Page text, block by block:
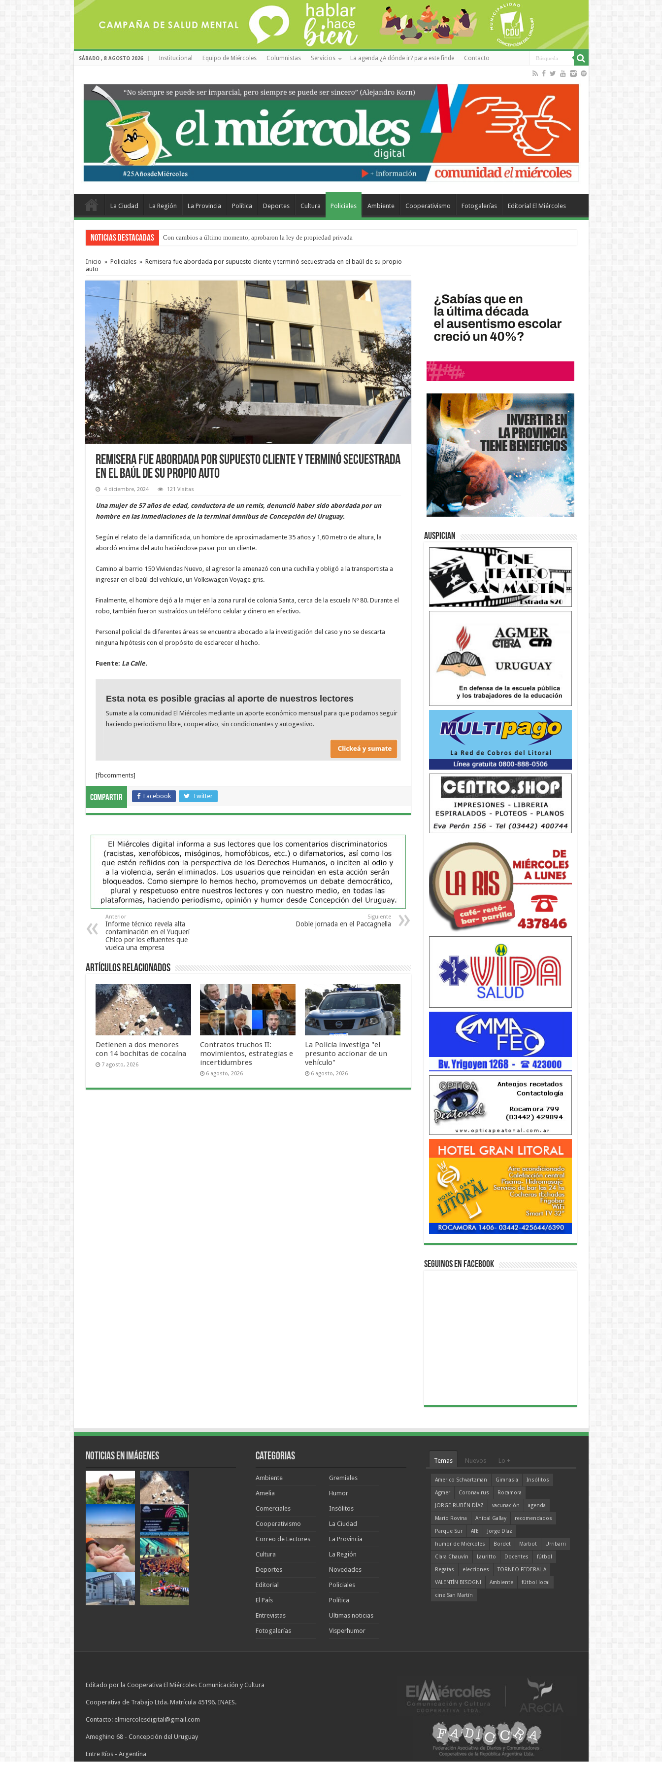
SÁBADO , 8 AGOSTO 2026 Institucional Equipo de Miércoles Columnistas Servicios La agenda ¿A dónde ir? para este finde Contacto
La Ciudad La Región La Provincia Política Deportes Cultura Policiales Ambiente Cooperativismo Fotogalerías Editorial El Miércoles
Noticias Destacadas Con cambios a último momento, aprobaron la ley de propiedad privada
Inicio » Policiales » Remisera fue abordada por supuesto cliente y terminó secuestrada en el baúl de su propio
auto
Remisera fue abordada por supuesto cliente y terminó secuestrada
en el baúl de su propio auto
4 diciembre, 2024 121 Visitas
Una mujer de 57 años de edad, conductora de un remís, denunció haber sido abordada por un
hombre en las inmediaciones de la terminal ómnibus de Concepción del Uruguay.
Según el relato de la damnificada, un hombre de aproximadamente 35 años y 1,60 metro de altura, la
abordó encima del auto haciéndose pasar por un cliente.
Camino al barrio 150 Viviendas Nuevo, el agresor la amenazó con una cuchilla y obligó a la transportista a
ingresar en el baúl del vehículo, un Volkswagen Voyage gris.
Finalmente, el hombre dejó a la mujer en la zona rural de colonia Santa, cerca de la escuela Nº 80. Durante el
robo, también fueron sustraídos un teléfono celular y dinero en efectivo.
Personal policial de diferentes áreas se encuentra abocado a la investigación del caso y no se descarta
ninguna hipótesis con el propósito de esclarecer el hecho.
Fuente: La Calle.
Esta nota es posible gracias al aporte de nuestros lectores
Sumate a la comunidad El Miércoles mediante un aporte económico mensual para que podamos seguir
haciendo periodismo libre, cooperativo, sin condicionantes y autogestivo.
[fbcomments]
Compartir Facebook Twitter
Anterior
Informe técnico revela alta
contaminación en el Yuquerí
Chico por los efluentes que
vuelca una empresa
Siguiente
Doble jornada en el Paccagnella
Artículos Relacionados
Detienen a dos menores
con 14 bochitas de cocaína
7 agosto, 2026
Contratos truchos II:
movimientos, estrategias e
incertidumbres
6 agosto, 2026
La Policía investiga "el
presunto accionar de un
vehículo"
6 agosto, 2026
Auspician
Seguinos en Facebook
Noticias en Imágenes Categorias
Ambiente
Amelia
Comerciales
Cooperativismo
Correo de Lectores
Cultura
Deportes
Editorial
El País
Entrevistas
Fotogalerías
Gremiales
Humor
Insólitos
La Ciudad
La Provincia
La Región
Novedades
Policiales
Política
Ultimas noticias
Visperhumor
Temas Nuevos Lo +
Americo Schvartzman Gimnasia
Insólitos
Agmer
Coronavirus
Rocamora
JORGE RUBÉN DÍAZ
vacunación
agenda
Mario Rovina
Aníbal Gallay
recomendados
Parque Sur
ATE
Jorge Díaz
humor de Miércoles
Bordet Marbot
Urribarri
Clara Chauvín
Lauritto Docentes
fútbol
Regatas
elecciones
TORNEO FEDERAL A
VALENTÍN BISOGNI
Ambiente
fútbol local
cine San Martín
Editado por la Cooperativa El Miércoles Comunicación y Cultura
Cooperativa de Trabajo Ltda. Matrícula 45196. INAES.
Contacto: elmiercolesdigital@gmail.com
Ameghino 68 - Concepción del Uruguay
Entre Ríos - Argentina